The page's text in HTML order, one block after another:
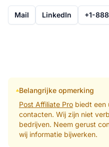
Mail LinkedIn +1-
Belangrijke opmerking
Post Affiliate Probiedt een
contacten. Wij zijn niet
bedrijven. Neem gerust
wij informatie bijwerken.